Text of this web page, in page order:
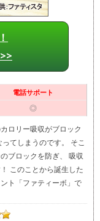
電話サポート
◎
ロリー吸収がブロック
てしまうのです。 そこ
ブロックを防ぎ、 吸収
このことから誕生した
ト「ファティーボ」で